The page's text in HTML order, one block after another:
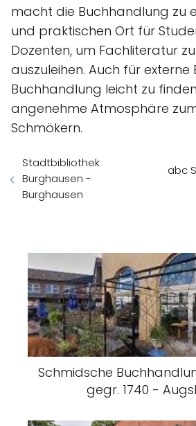
macht die Buchhandlung zu
und praktischen Ort für
Dozenten, um Fachliteratur
auszuleihen. Auch für externe
Buchhandlung leicht zu
angenehme Atmosphäre
Schmökern.
Stadtbibliothek
Burghausen -
Burghausen
abc
Schmidsche
gegr. 1740 -